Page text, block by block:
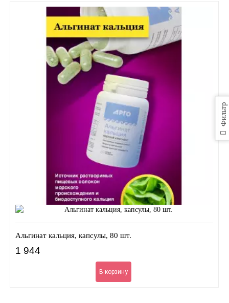
Фильтр
Альгинат кальция, капсулы, 80 шт.
1 944
В корзину